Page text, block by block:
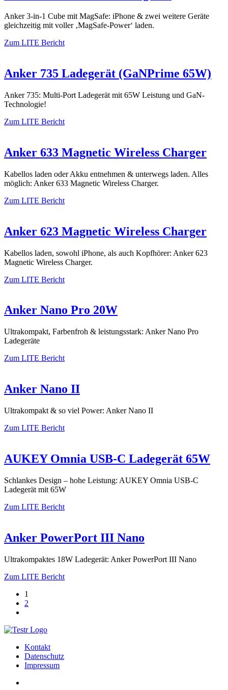
Anker 3-in-1 Cube mit MagSafe: iPhone & zwei weitere Geräte
gleichzeitig mit voller ‚MagSafe-Power‘ laden.
Zum LITE Bericht
Anker 735 Ladegerät (GaNPrime 65W)
Anker 735: Multi-Port Ladegerät mit 65W Leistung und GaN-
Technologie!
Zum LITE Bericht
Anker 633 Magnetic Wireless Charger
Kabellos laden oder Akku entnehmen & unterwegs laden. Alles
möglich: Anker 633 Magnetic Wireless Charger.
Zum LITE Bericht
Anker 623 Magnetic Wireless Charger
Kabellos laden, sowohl iPhone, als auch Kopfhörer: Anker 623
Magnetic Wireless Charger.
Zum LITE Bericht
Anker Nano Pro 20W
Ultrakompakt, Farbenfroh & leistungsstark: Anker Nano Pro
Ladegeräte
Zum LITE Bericht
Anker Nano II
Ultrakompakt & so viel Power: Anker Nano II
Zum LITE Bericht
AUKEY Omnia USB-C Ladegerät 65W
Schlankes Design – hohe Leistung: AUKEY Omnia USB-C
Ladegerät mit 65W
Zum LITE Bericht
Anker PowerPort III Nano
Ultrakompaktes 18W Ladegerät: Anker PowerPort III Nano
Zum LITE Bericht
1
2
Kontakt
Datenschutz
Impressum